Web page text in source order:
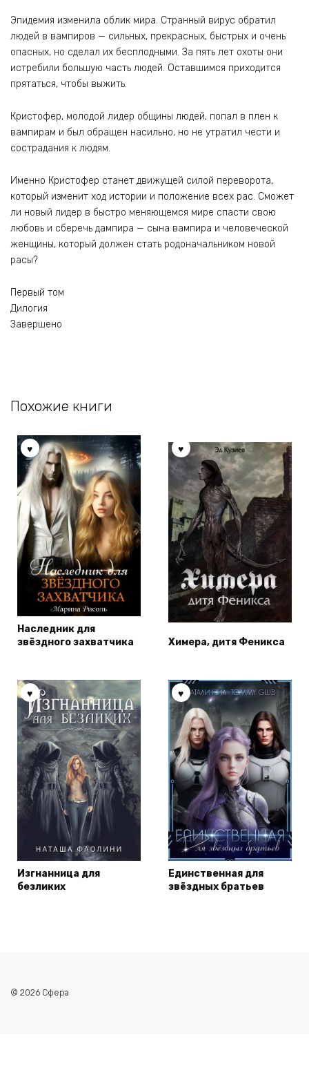
Эпидемия изменила облик мира. Странный вирус обратил
людей в вампиров — сильных, прекрасных, быстрых и очень
опасных, но сделал их бесплодными. За пять лет охоты они
истребили большую часть людей. Оставшимся приходится
прятаться, чтобы выжить.
Кристофер, молодой лидер общины людей, попал в плен к
вампирам и был обращен насильно, но не утратил чести и
сострадания к людям.
Именно Кристофер станет движущей силой переворота,
который изменит ход истории и положение всех рас. Сможет
ли новый лидер в быстро меняющемся мире спасти свою
любовь и сберечь дампира — сына вампира и человеческой
женщины, который должен стать родоначальником новой
расы?
Первый том
Дилогия
Завершено
Похожие книги
Наследник для
звёздного захватчика
Химера, дитя Феникса
Изгнанница для
безликих
Единственная для
звёздных братьев
© 2026 Сфера